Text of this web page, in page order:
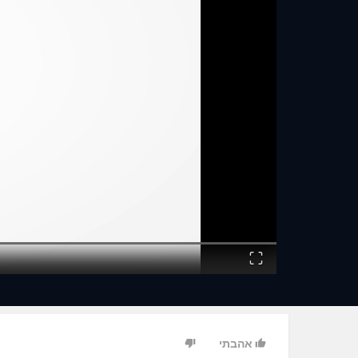
אהבתי